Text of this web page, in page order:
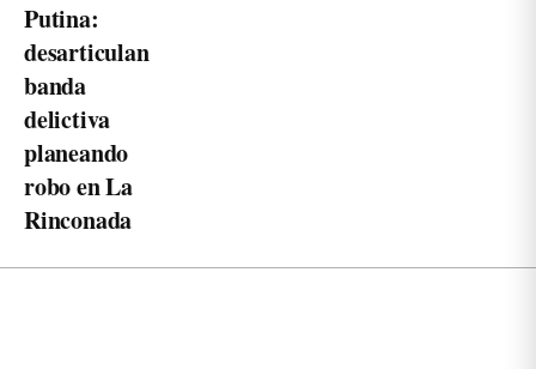
Putina:
desarticulan
banda
delictiva
planeando
robo en La
Rinconada